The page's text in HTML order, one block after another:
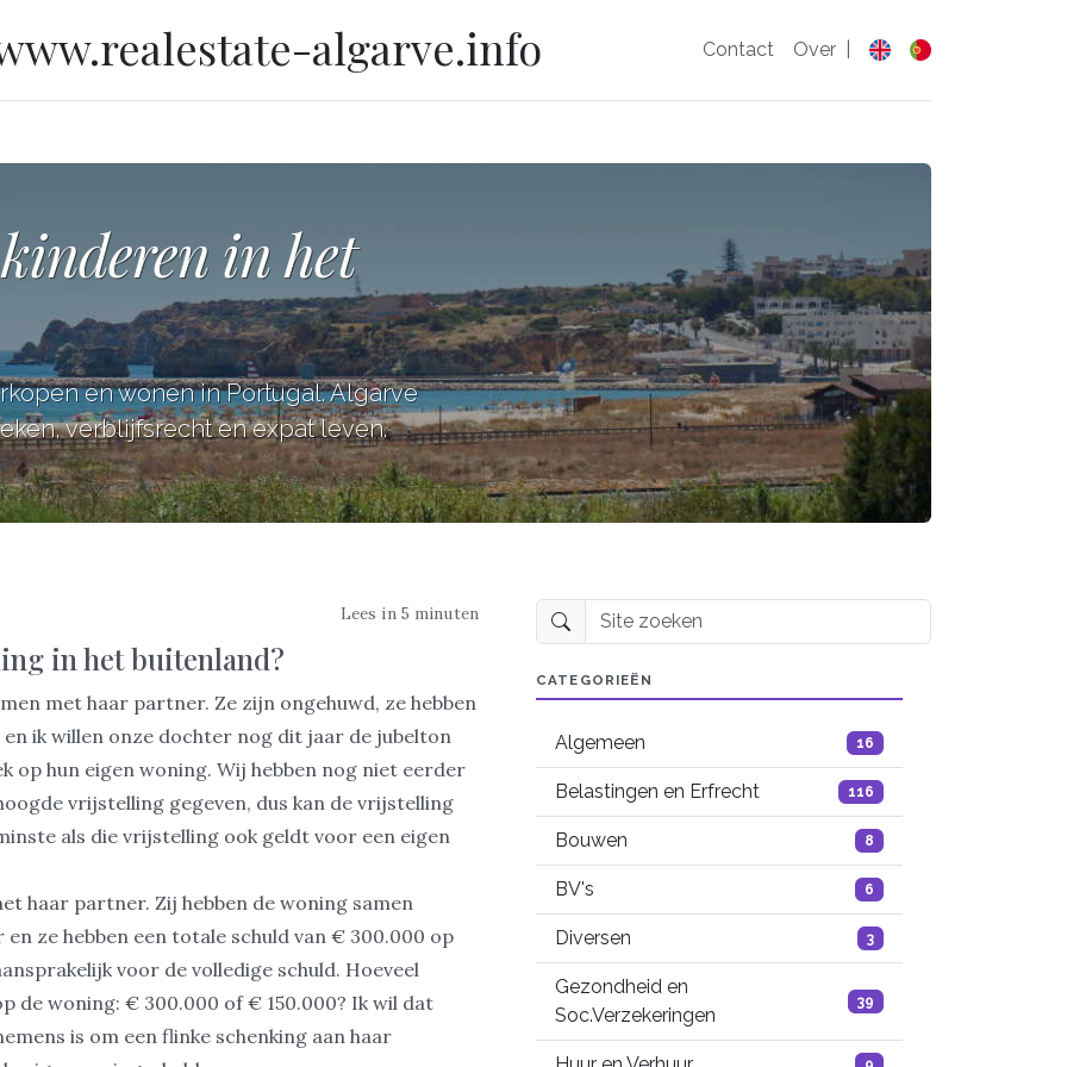
algarve.info Contact Over
in het
en wonen in Portugal. Algarve
verblijfsrecht en expat leven.
Lees in 5 minuten
in het buitenland?
met haar partner. Ze zijn ongehuwd, ze hebben
ik willen onze dochter nog dit jaar de jubelton
op hun eigen woning. Wij hebben nog niet eerder
vrijstelling gegeven, dus kan de vrijstelling
als die vrijstelling ook geldt voor een eigen
haar partner. Zij hebben de woning samen
ze hebben een totale schuld van € 300.000 op
voor de volledige schuld. Hoeveel
de woning: € 300.000 of € 150.000? Ik wil dat
is om een flinke schenking aan haar
CATEGORIEËN
Algemeen 16
Belastingen en Erfrecht 116
Bouwen 8
BV's 6
Diversen 3
Gezondheid en
Soc.Verzekeringen
39